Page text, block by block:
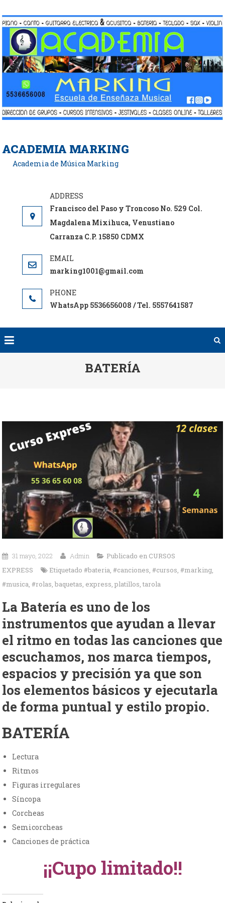
al
contenido
ACADEMIA MARKING
Academia de Música Marking
Francisco del Paso y Troncoso No. 529 Col.
Magdalena Mixihuca, Venustiano
Carranza C.P. 15850 CDMX
marking1001@gmail.com
WhatsApp 5536656008 / Tel. 5557641587
BATERÍA
31 mayo, 2022 Admin Publicado en CURSOS
EXPRESS
Etiquetado#bateria ,#canciones ,#cursos ,#marking
#musica ,#rolas ,baquetas express ,platillos ,tarola
La Batería es uno de los
instrumentos que ayudan a llevar
el ritmo en todas las canciones que
escuchamos, nos marca tiempos,
espacios y precisión ya que son
los elementos básicos y ejecutarla
de forma puntual y estilo propio.
BATERÍA
Lectura
Ritmos
Figuras irregulares
Síncopa
Corcheas
Semicorcheas
Canciones de práctica
¡¡Cupo limitado!!